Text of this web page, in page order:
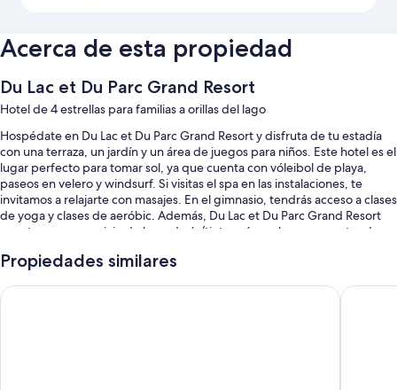
Acerca de esta propiedad
Du Lac et Du Parc Grand Resort
Hotel de 4 estrellas para familias a orillas del lago
Hospédate en Du Lac et Du Parc Grand Resort y disfruta de tu estadía
con una terraza, un jardín y un área de juegos para niños. Este hotel es el
lugar perfecto para tomar sol, ya que cuenta con vóleibol de playa,
paseos en velero y windsurf. Si visitas el spa en las instalaciones, te
invitamos a relajarte con masajes. En el gimnasio, tendrás acceso a clases
de yoga y clases de aeróbic. Además, Du Lac et Du Parc Grand Resort
cuenta con un servicio de lavandería/tintorería, un bar y un centro de
habitación. Además, la propiedad cuenta con un baño turco y un sauna.
También disfrutarás de los siguientes beneficios durante tu estadía:
Propiedades similares
Hotel Lago di Garda Grand